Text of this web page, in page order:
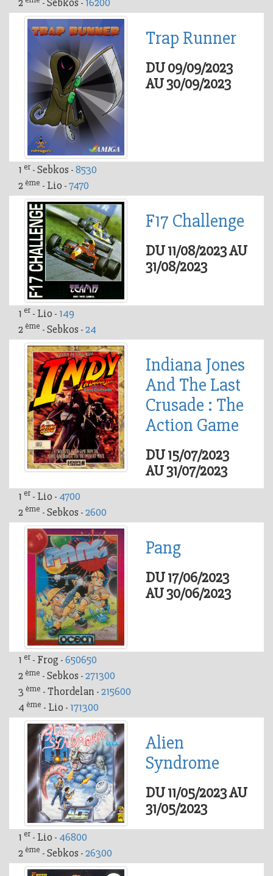
2
- Sebkos - 16200
Trap Runner
DU 09/09/2023
AU 30/09/2023
1 er - Sebkos -8530
2 ème - Lio -7470
F17 Challenge
DU 11/08/2023 AU
31/08/2023
1 er - Lio - 149
2 ème - Sebkos -24
Indiana Jones
And The Last
Crusade : The
Action Game
DU 15/07/2023
AU 31/07/2023
1 er - Lio - 4700
2 ème - Sebkos -2600
Pang
DU 17/06/2023
AU 30/06/2023
1 er - Frog -650650
2 ème - Sebkos -271300
3 ème - Thordelan -215600
4 ème - Lio - 171300
Alien
Syndrome
DU 11/05/2023 AU
31/05/2023
1 er - Lio - 46800
2 ème - Sebkos -26300